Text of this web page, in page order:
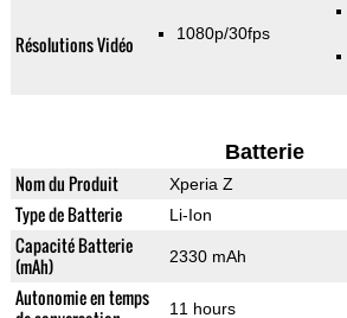
Résolutions Vidéo 1080p/30fps
Batterie
Nom du Produit Xperia Z
Type de Batterie Li-Ion
Capacité Batterie
(mAh)
2330 mAh
Autonomie en temps
11 hours